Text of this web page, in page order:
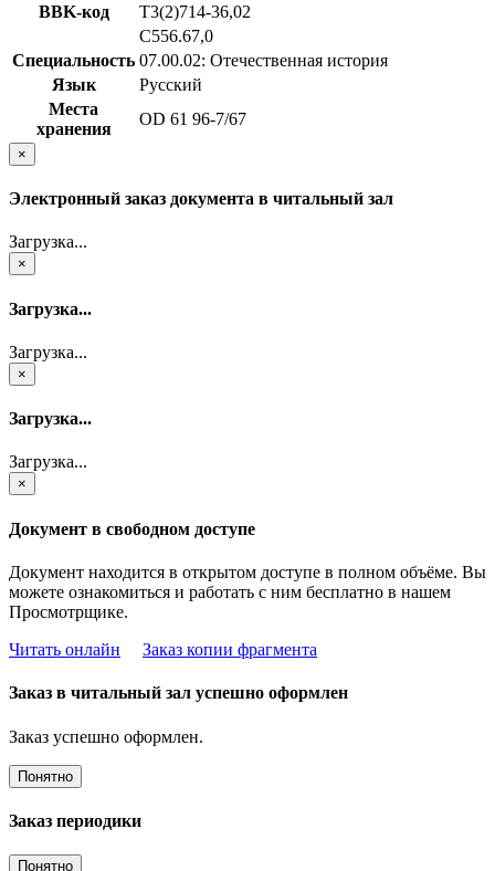
BBK-код
Т3(2)714-36,02
С556.67,0
Специальность 07.00.02: Отечественная история
Язык
Русский
Места
хранения
OD 61 96-7/67
×
Электронный заказ документа в читальный зал
Загрузка...
×
Загрузка...
Загрузка...
×
Загрузка...
Загрузка...
×
Документ в свободном доступе
Документ находится в открытом доступе в полном объёме. Вы
можете ознакомиться и работать с ним бесплатно в нашем
Просмотрщике.
Читать онлайн
Заказ копии фрагмента
Заказ в читальный зал успешно оформлен
Заказ успешно оформлен.
Понятно
Заказ периодики
Понятно